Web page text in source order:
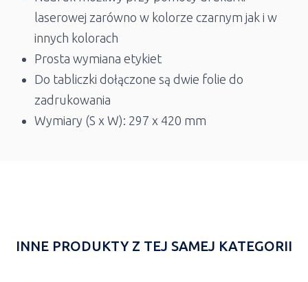
laserowej zarówno w kolorze czarnym jak i w
innych kolorach
Prosta wymiana etykiet
Do tabliczki dołączone są dwie folie do
zadrukowania
Wymiary (S x W): 297 x 420 mm
INNE PRODUKTY Z TEJ SAMEJ KATEGORII